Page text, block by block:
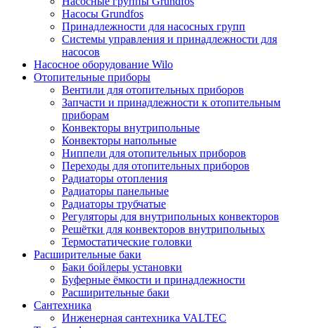
Насосы Grundfos
Принадлежности для насосных групп
Системы управления и принадлежности для
насосов
Насосное оборудование Wilo
Отопительные приборы
Вентили для отопительных приборов
Запчасти и принадлежности к отопительным
приборам
Конвекторы внутрипольные
Конвекторы напольные
Ниппели для отопительных приборов
Переходы для отопительных приборов
Радиаторы отопления
Радиаторы панельные
Радиаторы трубчатые
Регуляторы для внутрипольных конвекторов
Решётки для конвекторов внутрипольных
Термостатические головки
Расширительные баки
Баки бойлеры установки
Буферные ёмкости и принадлежности
Расширительные баки
Сантехника
Инженерная сантехника VALTEC